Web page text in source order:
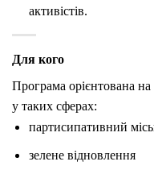
активістів.
Для кого
Програма орієнтована на
у таких сферах:
партисипативний
зелене відновлення